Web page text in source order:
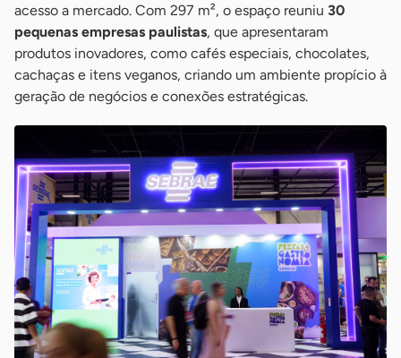
acesso a mercado. Com 297 m², o espaço reuniu 30
pequenas empresas paulistas, que apresentaram
produtos inovadores, como cafés especiais, chocolates,
cachaças e itens veganos, criando um ambiente propício à
geração de negócios e conexões estratégicas.